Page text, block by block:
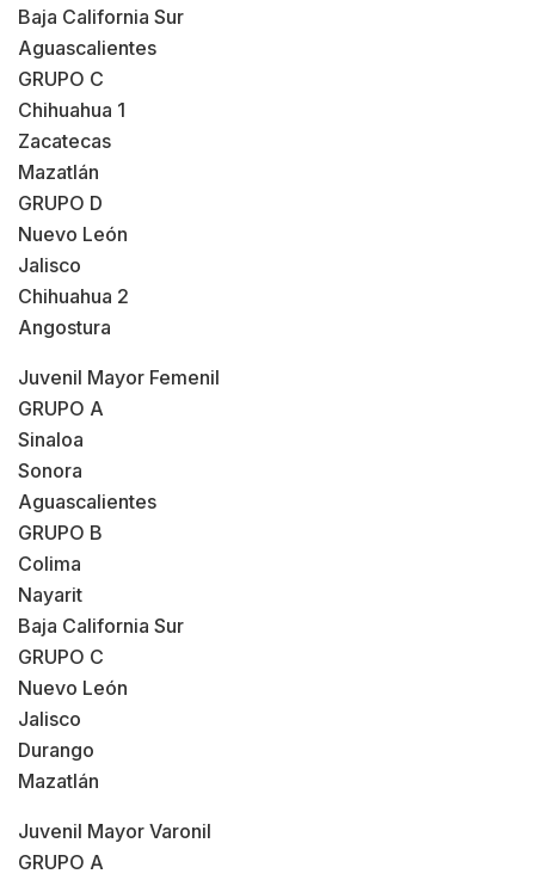
Baja California Sur
Aguascalientes
GRUPO C
Chihuahua 1
Zacatecas
Mazatlán
GRUPO D
Nuevo León
Jalisco
Chihuahua 2
Angostura
Juvenil Mayor Femenil
GRUPO A
Sinaloa
Sonora
Aguascalientes
GRUPO B
Colima
Nayarit
Baja California Sur
GRUPO C
Nuevo León
Jalisco
Durango
Mazatlán
Juvenil Mayor Varonil
GRUPO A